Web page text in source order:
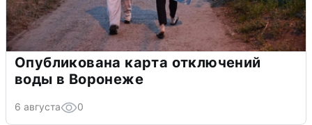
Опубликована карта отключений
воды в Воронеже
6 августа 0